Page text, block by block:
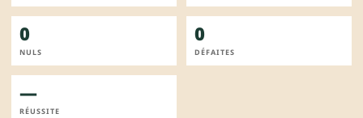
0
NULS
0
DÉFAITES
—
RÉUSSITE